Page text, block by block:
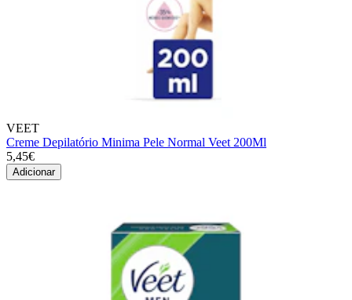
VEET
Creme Depilatório Minima Pele Normal Veet 200Ml
5,45€
Adicionar